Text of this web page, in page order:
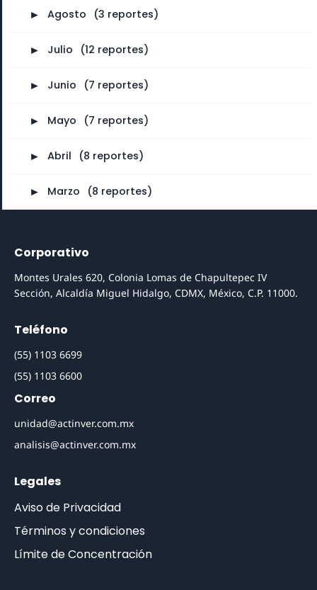
► Agosto (3 reportes)
► Julio (12 reportes)
► Junio (7 reportes)
► Mayo (7 reportes)
► Abril (8 reportes)
► Marzo (8 reportes)
Corporativo
Montes Urales 620, Colonia Lomas de Chapultepec IV
Sección, Alcaldía Miguel Hidalgo, CDMX, México, C.P. 11000.
Teléfono
(55) 1103 6699
(55) 1103 6600
Correo
unidad@actinver.com.mx
analisis@actinver.com.mx
Legales
Aviso de Privacidad
Términos y condiciones
Límite de Concentración